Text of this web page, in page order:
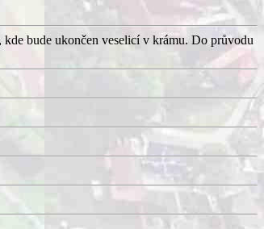
bude ukončen veselicí v krámu. Do průvodu